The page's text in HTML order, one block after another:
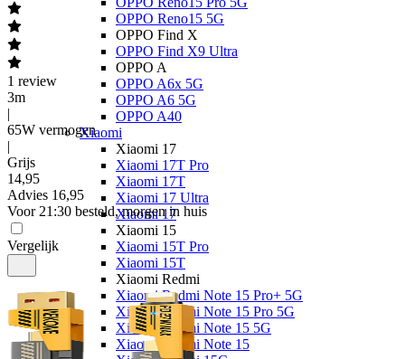
OPPO Reno15 5G
OPPO Find X
OPPO Find X9 Ultra
OPPO A
OPPO A6x 5G
OPPO A6 5G
OPPO A40
Xiaomi
Xiaomi 17
Xiaomi 17T Pro
Xiaomi 17T
Xiaomi 17 Ultra
Xiaomi 17
Xiaomi 15
Xiaomi 15T Pro
Xiaomi 15T
Xiaomi Redmi
Xiaomi Redmi Note 15 Pro+ 5G
Xiaomi Redmi Note 15 Pro 5G
Xiaomi Redmi Note 15 5G
Xiaomi Redmi Note 15
1 review
3m
|
65W vermogen
|
Grijs
14,95
Advies 16,95
Voor 21:30 besteld, morgen in huis
Vergelijk